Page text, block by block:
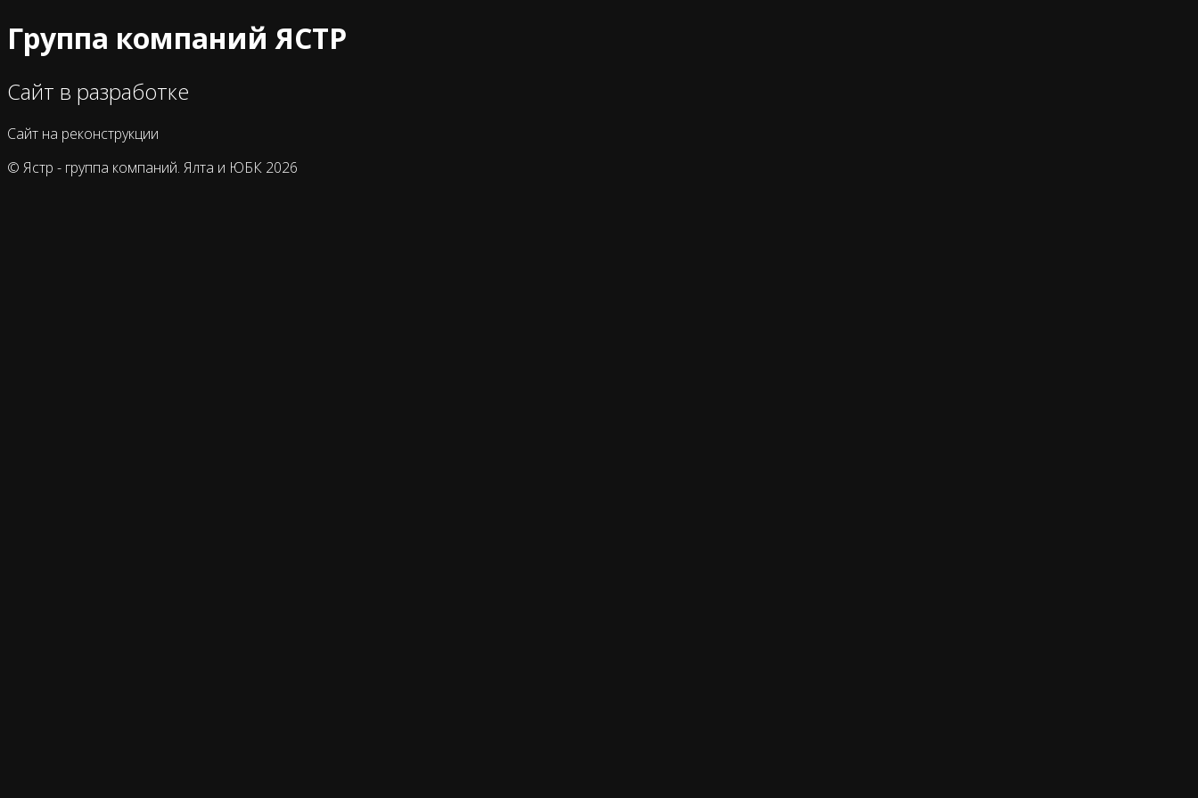
Группа компаний ЯСТР
Сайт в разработке
Сайт на реконструкции
© Ястр - группа компаний. Ялта и ЮБК 2026